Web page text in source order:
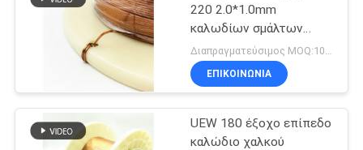
220 2.0*1.0mm
καλωδίων σμάλτων
χαλκού AIW
ΕΠΙΚΟΙΝΩΝΙΑ
UEW 180 έξοχο επίπεδο
καλώδιο χαλκού